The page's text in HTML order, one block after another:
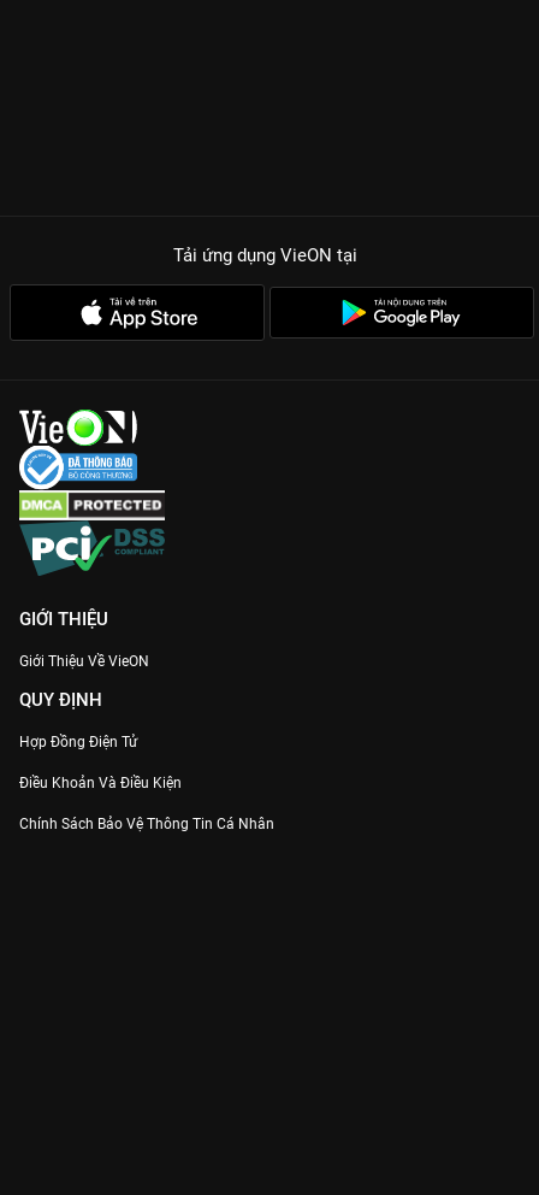
Tải ứng dụng VieON tại
GIỚI THIỆU
Giới Thiệu Về VieON
QUY ĐỊNH
Hợp Đồng Điện Tử
Điều Khoản Và Điều Kiện
Chính Sách Bảo Vệ Thông Tin Cá Nhân